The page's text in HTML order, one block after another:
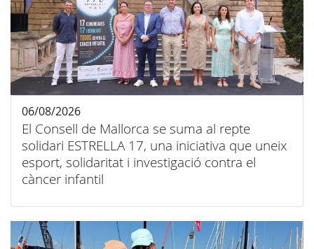
El Consell de Mallorca se suma al repte
solidari ESTRELLA 17, una iniciativa que uneix
esport, solidaritat i investigació contra el
càncer infantil
06/08/2026